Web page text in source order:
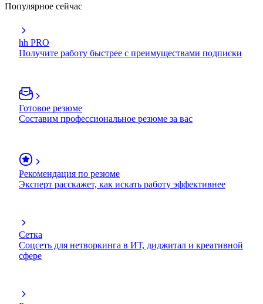
Популярное сейчас
hh PRO
Получите работу быстрее с преимуществами подписки
Готовое резюме
Составим профессиональное резюме за вас
Рекомендация по резюме
Эксперт расскажет, как искать работу эффективнее
Сетка
Соцсеть для нетворкинга в ИТ, диджитал и креативной
сфере